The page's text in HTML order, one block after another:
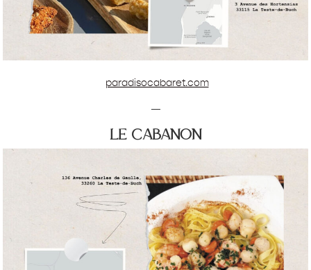
paradisocabaret.com
—
le cabanon